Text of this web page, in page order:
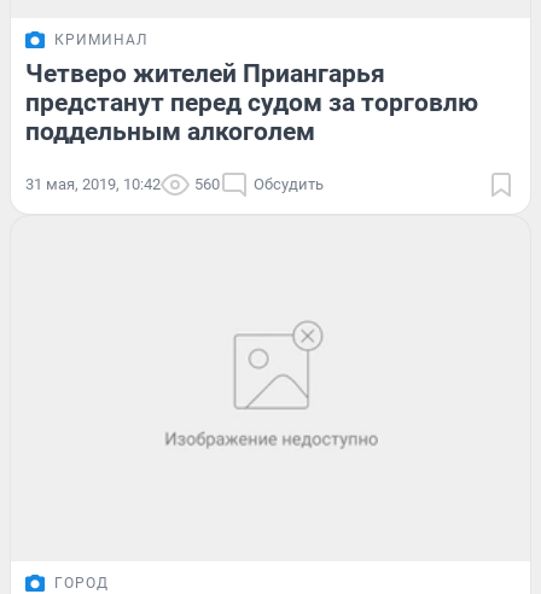
КРИМИНАЛ
Четверо жителей Приангарья
предстанут перед судом за торговлю
поддельным алкоголем
31 мая, 2019, 10:42 560 Обсудить
ГОРОД